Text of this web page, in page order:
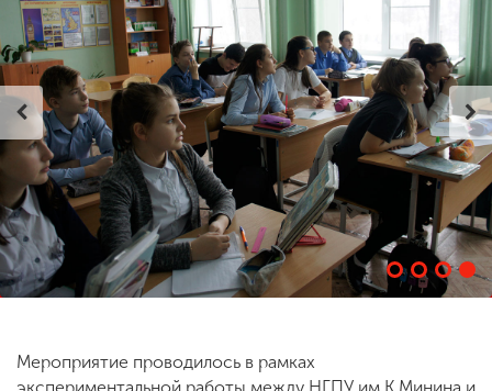
ENG SPN CHI
Приемная
комиссия
+7 (831) 262-26-20
Мероприятие проводилось в рамках